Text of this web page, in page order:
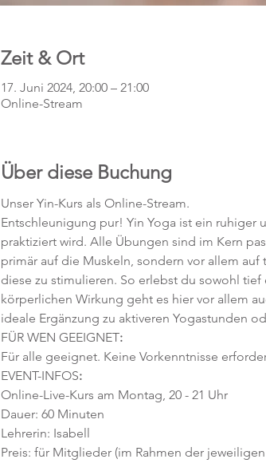
Zeit & Ort
17. Juni 2024, 20:00 – 21:00
Online-Stream
Über diese Buchung
Unser Yin-Kurs als Online-Stream.
Entschleunigung pur! Yin Yoga ist ein ruhiger
praktiziert wird. Alle Übungen sind im Kern
primär auf die Muskeln, sondern vor allem
diese zu stimulieren. So erlebst du sowohl
körperlichen Wirkung geht es hier vor allem
ideale Ergänzung zu aktiveren Yogastunden
FÜR WEN GEEIGNET:
Für alle geeignet. Keine Vorkenntnisse
EVENT-INFOS:
Online-Live-Kurs am Montag, 20 - 21 Uhr
Dauer: 60 Minuten
Lehrerin: Isabell
Preis: für Mitglieder (im Rahmen der